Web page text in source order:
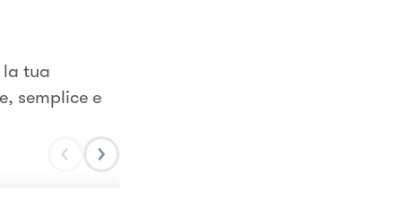
la tua
semplice e